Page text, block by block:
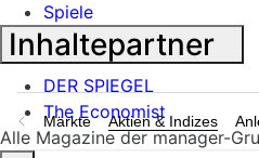
Märkte Aktien & Indizes
Spiele
Inhaltepartner
DER SPIEGEL
The Economist
Alle Magazine der manager-